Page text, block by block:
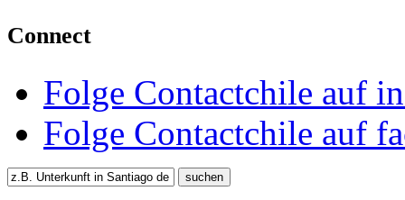
Connect
Folge Contactchile auf
Folge Contactchile auf